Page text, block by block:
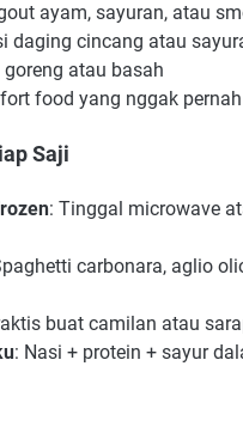
ayam, sayuran, atau
daging cincang atau
goreng atau basah
food yang nggak
Saji
: Tinggal microwave
carbonara, aglio
buat camilan atau
: Nasi + protein + sayur